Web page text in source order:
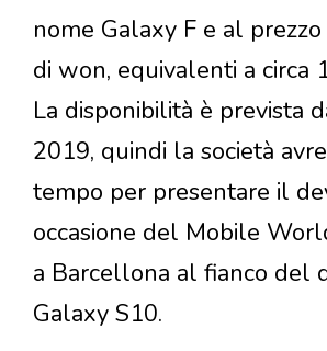
nome Galaxy F e al
di won, equivalenti a circa
La disponibilità è prevista
2019, quindi la società
tempo per presentare il
occasione del Mobile
a Barcellona al fianco del
Galaxy S10.